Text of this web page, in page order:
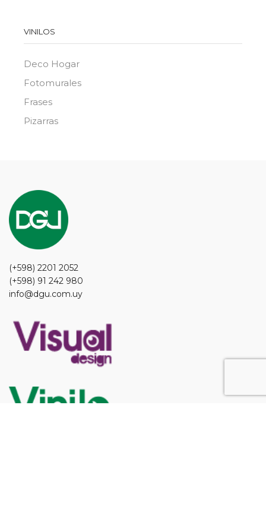
VINILOS
Deco Hogar
Fotomurales
Frases
Pizarras
(+598) 2201 2052
(+598) 91 242 980
info@dgu.com.uy